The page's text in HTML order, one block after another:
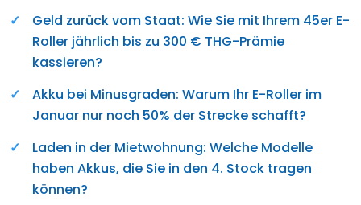
Geld zurück vom Staat: Wie Sie mit Ihrem 45er E-
Roller jährlich bis zu 300 € THG-Prämie
kassieren?
Akku bei Minusgraden: Warum Ihr E-Roller im
Januar nur noch 50% der Strecke schafft?
Laden in der Mietwohnung: Welche Modelle
haben Akkus, die Sie in den 4. Stock tragen
können?